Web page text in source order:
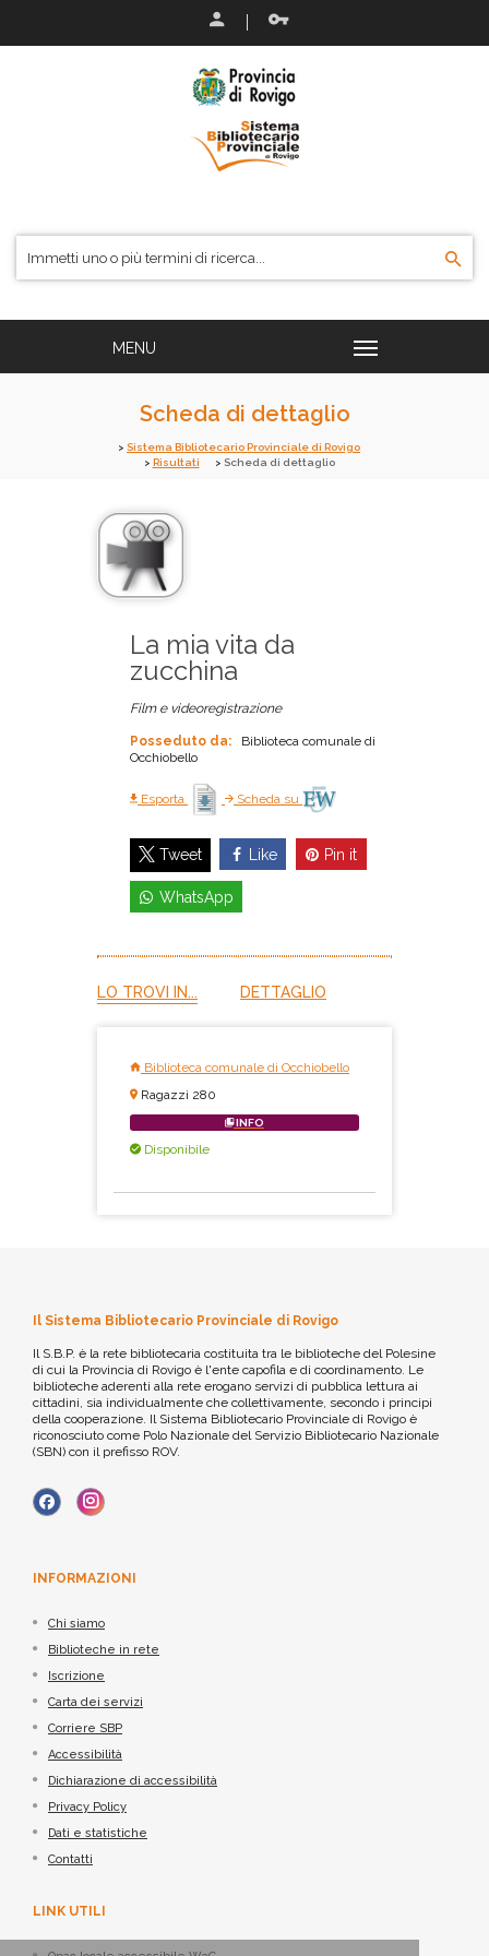
Scheda di dettaglio
Sistema Bibliotecario Provinciale di Rovigo
Risultati
Scheda di dettaglio
La mia vita da
zucchina
Film e videoregistrazione
Posseduto da:
Biblioteca comunale di
Occhiobello
Esporta Scheda su
Tweet Like Pin it
WhatsApp
LO TROVI IN... DETTAGLIO
Biblioteca comunale di Occhiobello
Ragazzi 280
INFO
Disponibile
Il Sistema Bibliotecario Provinciale di Rovigo
Il S.B.P. è la rete bibliotecaria costituita tra le biblioteche del Polesine
di cui la Provincia di Rovigo è l'ente capofila e di coordinamento. Le
biblioteche aderenti alla rete erogano servizi di pubblica lettura ai
cittadini, sia individualmente che collettivamente, secondo i principi
della cooperazione. Il Sistema Bibliotecario Provinciale di Rovigo è
riconosciuto come Polo Nazionale del Servizio Bibliotecario Nazionale
(SBN) con il prefisso ROV.
INFORMAZIONI
Chi siamo
Biblioteche in rete
Iscrizione
Carta dei servizi
Corriere SBP
Accessibilità
Dichiarazione di accessibilità
Privacy Policy
Dati e statistiche
Contatti
LINK UTILI